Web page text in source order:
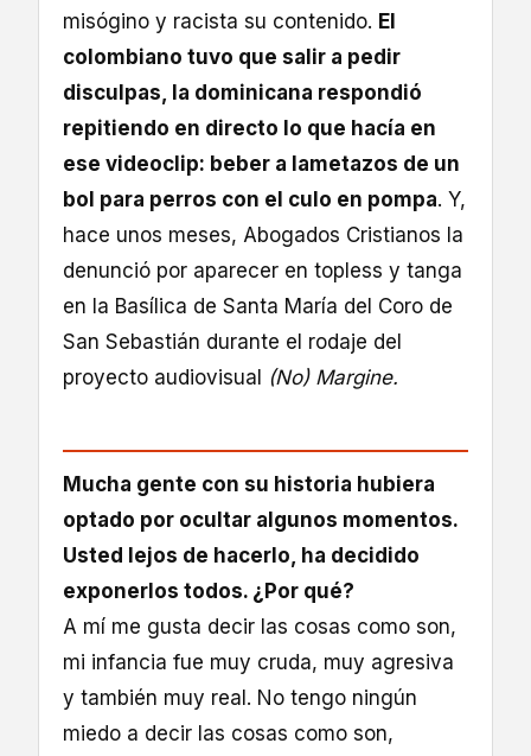
misógino y racista su contenido. El
colombiano tuvo que salir a pedir
disculpas, la dominicana respondió
repitiendo en directo lo que hacía en
ese videoclip: beber a lametazos de un
bol para perros con el culo en pompa. Y,
hace unos meses, Abogados Cristianos la
denunció por aparecer en topless y tanga
en la Basílica de Santa María del Coro de
San Sebastián durante el rodaje del
proyecto audiovisual (No) Margine.
Mucha gente con su historia hubiera
optado por ocultar algunos momentos.
Usted lejos de hacerlo, ha decidido
exponerlos todos. ¿Por qué?
A mí me gusta decir las cosas como son,
mi infancia fue muy cruda, muy agresiva
y también muy real. No tengo ningún
miedo a decir las cosas como son,